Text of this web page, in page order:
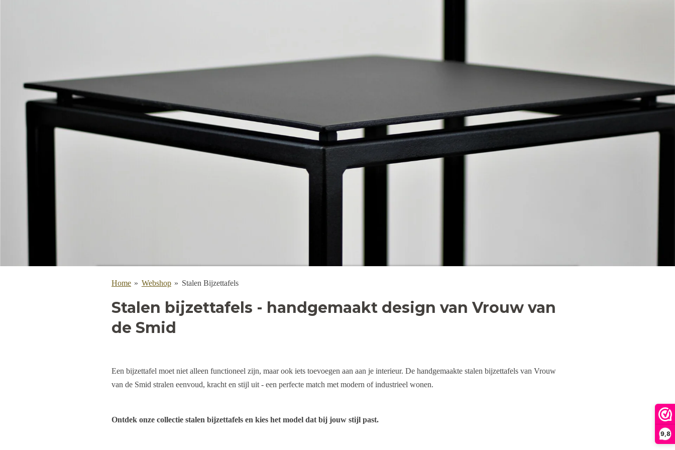
9,8
Home » Webshop » Stalen Bijzettafels
Stalen bijzettafels - handgemaakt design van Vrouw van
de Smid
Een bijzettafel moet niet alleen functioneel zijn, maar ook iets toevoegen aan aan je interieur. De handgemaakte stalen bijzettafels van Vrouw
van de Smid stralen eenvoud, kracht en stijl uit - een perfecte match met modern of industrieel wonen.
Ontdek onze collectie stalen bijzettafels en kies het model dat bij jouw stijl past.